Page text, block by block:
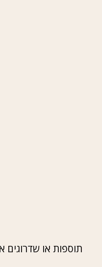
תוספות או שדרוגים